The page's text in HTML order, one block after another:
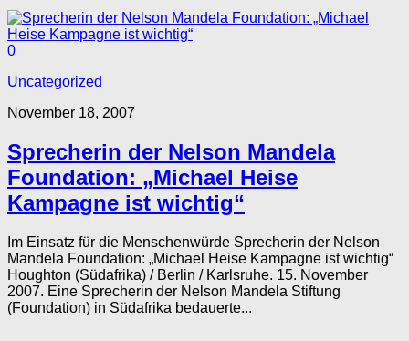
0
Uncategorized
November 18, 2007
Sprecherin der Nelson Mandela
Foundation: „Michael Heise
Kampagne ist wichtig“
Im Einsatz für die Menschenwürde Sprecherin der Nelson
Mandela Foundation: „Michael Heise Kampagne ist wichtig“
Houghton (Südafrika) / Berlin / Karlsruhe. 15. November
2007. Eine Sprecherin der Nelson Mandela Stiftung
(Foundation) in Südafrika bedauerte...